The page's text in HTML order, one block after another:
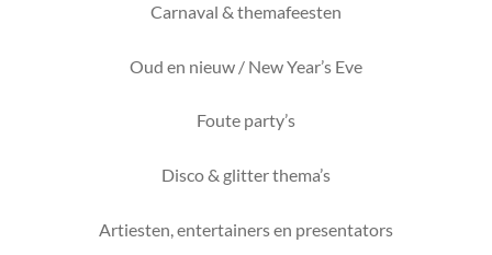
Carnaval & themafeesten
Oud en nieuw / New Year’s Eve
Foute party’s
Disco & glitter thema’s
Artiesten, entertainers en presentators